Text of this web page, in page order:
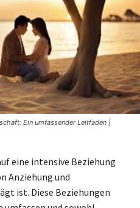
Ein umfassender Leitfaden |
eine intensive Beziehung
Anziehung und
ist. Diese Beziehungen